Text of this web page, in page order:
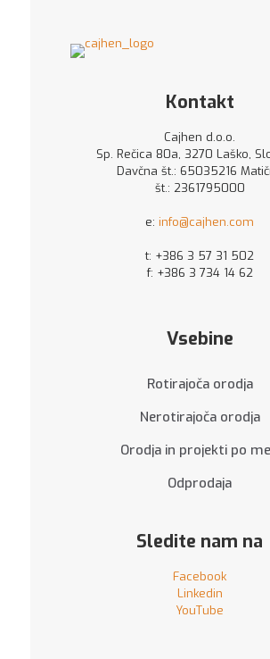
Kontakt
Cajhen d.o.o.
Sp. Rečica 80a, 3270 Laško,
Davčna št.: 65035216
št.: 2361795000
e: info@cajhen.com
t: +386 3 57 31 502
f: +386 3 734 14 62
Vsebine
Rotirajoča orodja
Nerotirajoča orodja
Orodja in projekti po
Odprodaja
Sledite nam na
Facebook
Linkedin
YouTube